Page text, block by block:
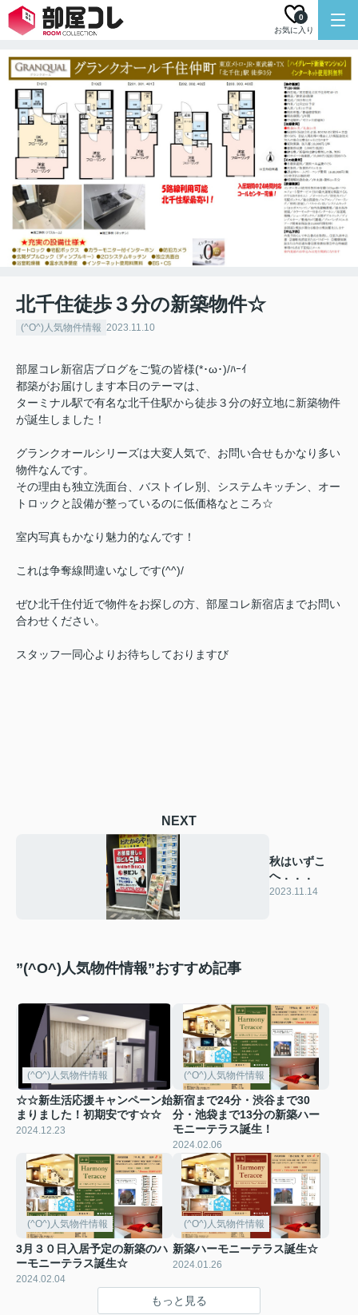
お気に入り
0
北千住徒歩３分の新築物件☆
(^O^)人気物件情報 2023.11.10
部屋コレ新宿店ブログをご覧の皆様(*･ω･)/ﾊｰｲ
都築がお届けします本日のテーマは、
ターミナル駅で有名な北千住駅から徒歩３分の好立地に新築物件
が誕生しました！
グランクオールシリーズは大変人気で、お問い合せもかなり多い
物件なんです。
その理由も独立洗面台、バストイレ別、システムキッチン、オー
トロックと設備が整っているのに低価格なところ☆
室内写真もかなり魅力的なんです！
これは争奪線間違いなしです(^^)/
ぜひ北千住付近で物件をお探しの方、部屋コレ新宿店までお問い
合わせください。
スタッフ一同心よりお待ちしておりますび
NEXT
秋はいずこ
へ．．．
2023.11.14
”(^O^)人気物件情報”おすすめ記事
(^O^)人気物件情報
☆☆新生活応援キャンペーン始
まりました！初期安です☆☆
2024.12.23
(^O^)人気物件情報
新宿まで24分・渋谷まで30
分・池袋まで13分の新築ハー
モニーテラス誕生！
2024.02.06
(^O^)人気物件情報
3月３０日入居予定の新築のハ
ーモニーテラス誕生☆
2024.02.04
(^O^)人気物件情報
新築ハーモニーテラス誕生☆
2024.01.26
もっと見る